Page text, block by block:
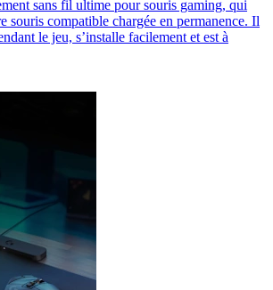
sans fil ultime pour souris gaming, qui
souris compatible chargée en permanence. Il
le jeu, s’installe facilement et est à